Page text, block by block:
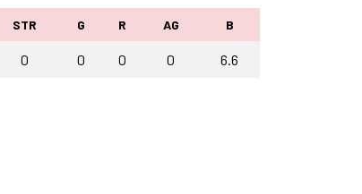
STR G R AG B
0 0 0 0 6.6